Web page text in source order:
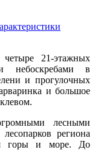
21-этажных
небоскребами в
и прогулочных
и большое
лесными
региона
горы и море. До